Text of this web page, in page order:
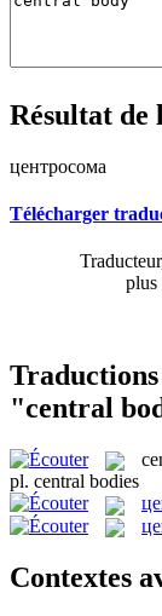
Résultat de
центросома
Télécharger
plus
"central
pl. central bodies
Contextes